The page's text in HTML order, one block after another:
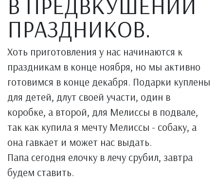
ПРАЗДНИКОВ.
Хоть приготовления у нас начинаются к
праздникам в конце ноября, но мы активно
готовимся в конце декабря. Подарки куплены
для детей, длут своей участи, один в
коробке, а второй, для Мелиссы в подвале,
так как купила я мечту Мелиссы - собаку, а
она гавкает и может нас выдать.
Папа сегодня елочку в лечу срубил, завтра
будем ставить.